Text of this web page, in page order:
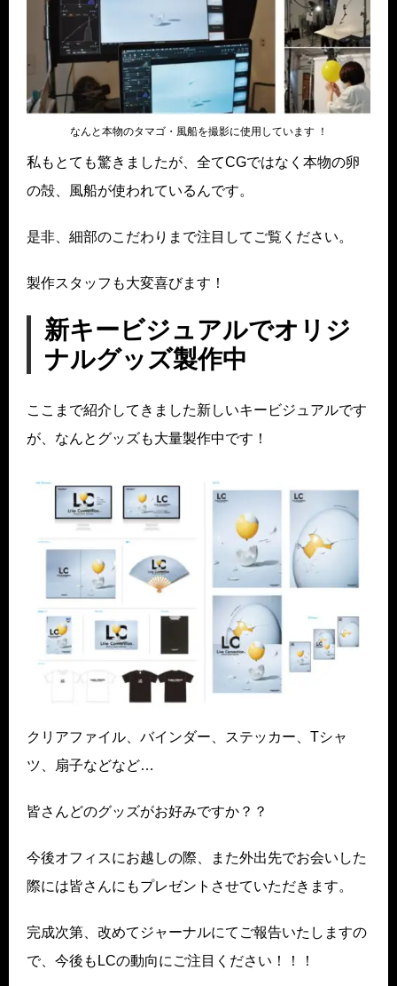
なんと本物のタマゴ・風船を撮影に使用しています ！
私もとても驚きましたが、全てCGではなく本物の卵
の殻、風船が使われているんです。
是非、細部のこだわりまで注目してご覧ください。
製作スタッフも大変喜びます！
新キービジュアルでオリジ
ナルグッズ製作中
ここまで紹介してきました新しいキービジュアルです
が、なんとグッズも大量製作中です！
クリアファイル、バインダー、ステッカー、Tシャ
ツ、扇子などなど…
皆さんどのグッズがお好みですか？？
今後オフィスにお越しの際、また外出先でお会いした
際には皆さんにもプレゼントさせていただきます。
完成次第、改めてジャーナルにてご報告いたしますの
で、今後もLCの動向にご注目ください！！！